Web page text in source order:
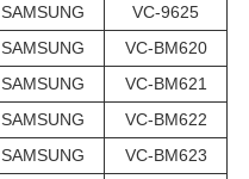
SAMSUNG
VC-9625
SAMSUNG
VC-BM620
SAMSUNG
VC-BM621
SAMSUNG
VC-BM622
SAMSUNG
VC-BM623